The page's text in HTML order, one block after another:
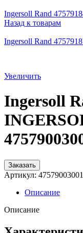
Ingersoll Rand
Назад к товарам
Ingersoll Rand
Увеличить
Ingersoll
Заказать
Артикул: 47579003001
Описание
Описание